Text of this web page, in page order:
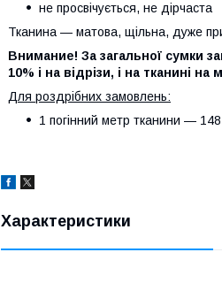
не просвічується, не дірчаста
Тканина — матова, щільна, дуже
Внимание! За загальної сумки
10% і на відрізи, і на тканині
Для роздрібних замовлень:
1 погінний метр тканини —
Характеристики